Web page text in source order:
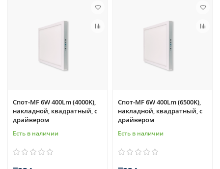
Спот-MF 6W 400Lm (4000K),
накладной, квадратный, с
драйвером
Есть в наличии
Спот-MF 6W 400Lm (6500K),
накладной, квадратный, с
драйвером
Есть в наличии